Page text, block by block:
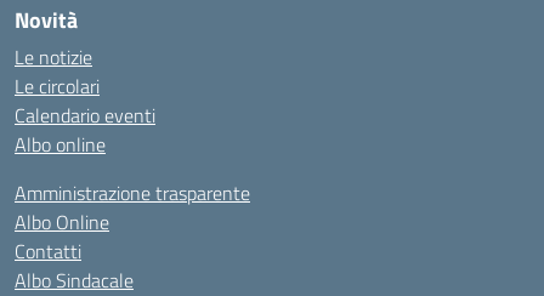
Novità
Le notizie
Le circolari
Calendario eventi
Albo online
Amministrazione trasparente
Albo Online
Contatti
Albo Sindacale